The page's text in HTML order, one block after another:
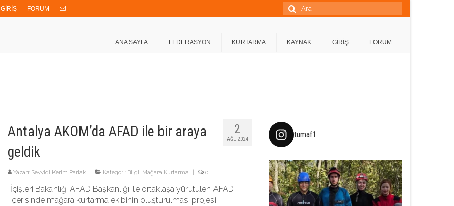
GİRİŞ FORUM
Şunu
ara:
ANA SAYFA FEDERASYON KURTARMA KAYNAK GİRİŞ FORUM
2
AĞU 2024
Antalya AKOM’da AFAD ile bir araya
geldik
Yazarı: Seyyidi Kerim Parlak| Kategori: Bilgi, Mağara Kurtarma 0
İçişleri Bakanlığı AFAD Başkanlığı ile ortaklaşa yürütülen AFAD
içerisinde mağara kurtarma ekibinin oluşturulması projesi
tumaf1